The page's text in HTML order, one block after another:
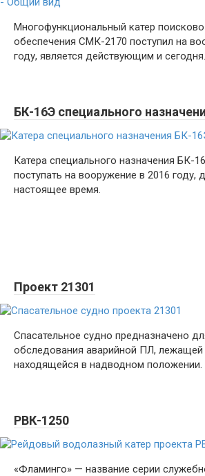
Многофункциональный катер
обеспечения СМК-2170 поступил на
году, является действующим и сегодня.
БК-16Э специального
Катера специального назначения БК-
поступать на вооружение в 2016 году,
настоящее время.
Проект 21301
Спасательное судно предназначено
обследования аварийной ПЛ, лежащей
находящейся в надводном положении.
РВК-1250
«Фламинго» — название серии